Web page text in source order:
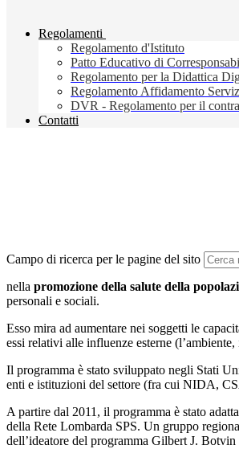
Regolamenti
Regolamento d'Istituto
Patto Educativo di
Regolamento per la Didattica
Regolamento Affidamento
DVR - Regolamento per il
Contatti
Campo di ricerca per le pagine del sito
nella promozione della salute della
personali e sociali.
Esso mira ad aumentare nei soggetti le
essi relativi alle influenze esterne
Il programma è stato sviluppato negli Stati
enti e istituzioni del settore (fra cui NIDA,
A partire dal 2011, il programma è stato
della Rete Lombarda SPS. Un gruppo
dell’ideatore del programma Gilbert J.